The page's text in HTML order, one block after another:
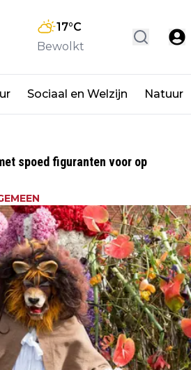
17°C
Bewolkt
Sociaal en Welzijn Natuur
spoed figuranten voor op